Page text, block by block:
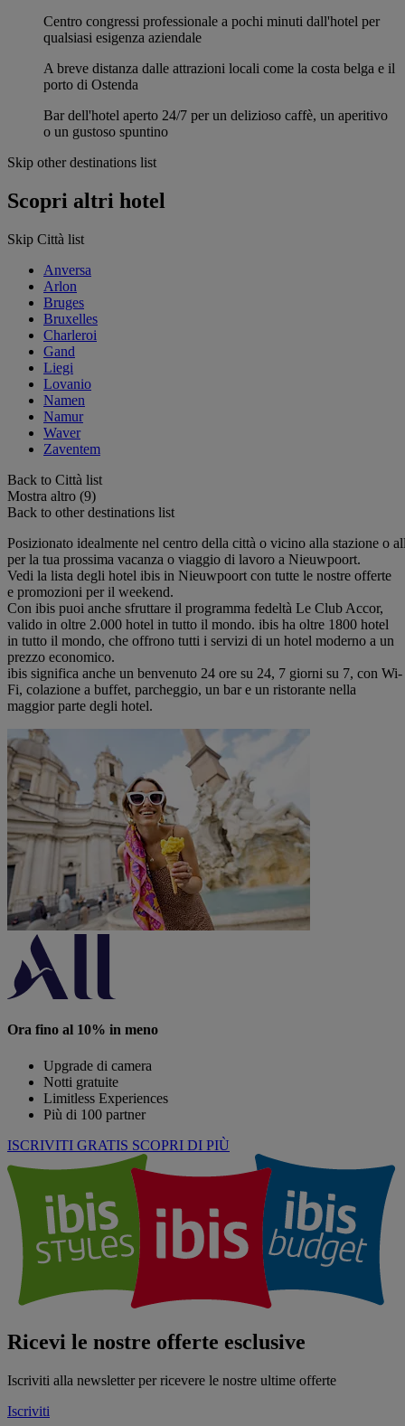
Centro congressi professionale a pochi minuti dall'hotel per
qualsiasi esigenza aziendale
A breve distanza dalle attrazioni locali come la costa belga e il
porto di Ostenda
Bar dell'hotel aperto 24/7 per un delizioso caffè, un aperitivo
o un gustoso spuntino
Skip other destinations list
Scopri altri hotel
Skip Città list
Anversa
Arlon
Bruges
Bruxelles
Charleroi
Gand
Liegi
Lovanio
Namen
Namur
Waver
Zaventem
Back to Città list
Mostra altro (9)
Back to other destinations list
Posizionato idealmente nel centro della città o vicino alla stazione o
per la tua prossima vacanza o viaggio di lavoro a Nieuwpoort.
Vedi la lista degli hotel ibis in Nieuwpoort con tutte le nostre offerte
e promozioni per il weekend.
Con ibis puoi anche sfruttare il programma fedeltà Le Club Accor,
valido in oltre 2.000 hotel in tutto il mondo. ibis ha oltre 1800 hotel
in tutto il mondo, che offrono tutti i servizi di un hotel moderno a un
prezzo economico.
ibis significa anche un benvenuto 24 ore su 24, 7 giorni su 7, con Wi-
Fi, colazione a buffet, parcheggio, un bar e un ristorante nella
maggior parte degli hotel.
Ora fino al 10% in meno
Upgrade di camera
Notti gratuite
Limitless Experiences
Più di 100 partner
ISCRIVITI GRATIS SCOPRI DI PIÙ
Ricevi le nostre offerte esclusive
Iscriviti alla newsletter per ricevere le nostre ultime offerte
Iscriviti